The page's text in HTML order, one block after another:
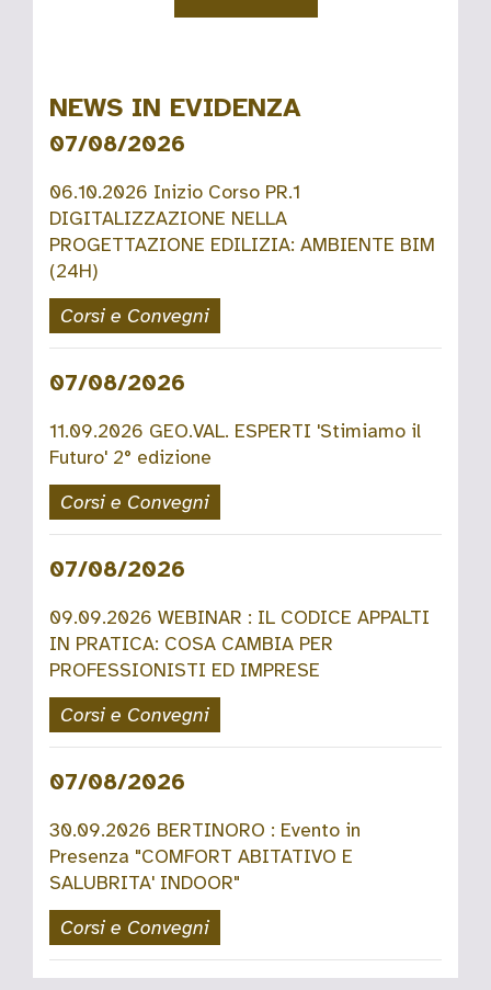
NEWS IN EVIDENZA
07/08/2026
06.10.2026 Inizio Corso PR.1
DIGITALIZZAZIONE NELLA
PROGETTAZIONE EDILIZIA: AMBIENTE BIM
(24H)
Corsi e Convegni
07/08/2026
11.09.2026 GEO.VAL. ESPERTI 'Stimiamo il
Futuro' 2° edizione
Corsi e Convegni
07/08/2026
09.09.2026 WEBINAR : IL CODICE APPALTI
IN PRATICA: COSA CAMBIA PER
PROFESSIONISTI ED IMPRESE
Corsi e Convegni
07/08/2026
30.09.2026 BERTINORO : Evento in
Presenza "COMFORT ABITATIVO E
SALUBRITA' INDOOR"
Corsi e Convegni